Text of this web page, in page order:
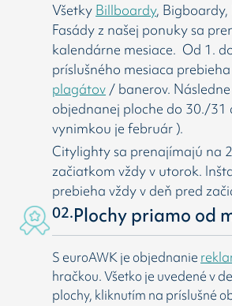
Všetky Billboardy,
Fasády z našej ponuky sa
kalendárne mesiace. Od 1.
príslušného mesiaca
plagátov / banerov.
objednanej ploche do 30./31
vynimkou je február ).
Citylighty sa prenajímajú na
začiatkom vždy v utorok.
prebieha vždy v deň pred
02.Plochy priamo od
S euroAWK je objednanie
hračkou. Všetko je uvedené v
plochy, kliknutím na príslušné